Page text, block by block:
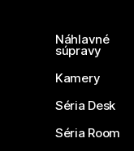
Náhlavné
súpravy
Kamery
Séria Desk
Séria Room